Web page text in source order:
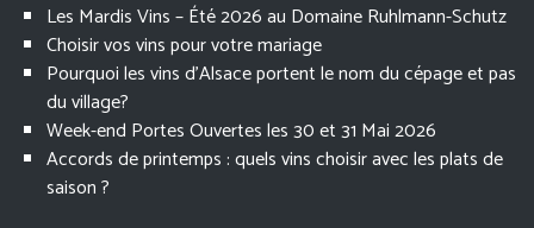
Les Mardis Vins – Été 2026 au Domaine Ruhlmann-Schutz
Choisir vos vins pour votre mariage
Pourquoi les vins d’Alsace portent le nom du cépage et pas
du village?
Week-end Portes Ouvertes les 30 et 31 Mai 2026
Accords de printemps : quels vins choisir avec les plats de
saison ?